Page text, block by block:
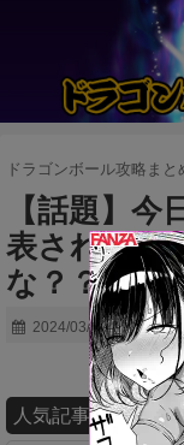
ドラゴンボール攻略まと
【話題】
表されるけ
な？？
2024/03/12
人気記事ランキン